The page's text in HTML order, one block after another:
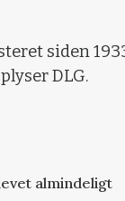
siden
DLG.
almindeligt